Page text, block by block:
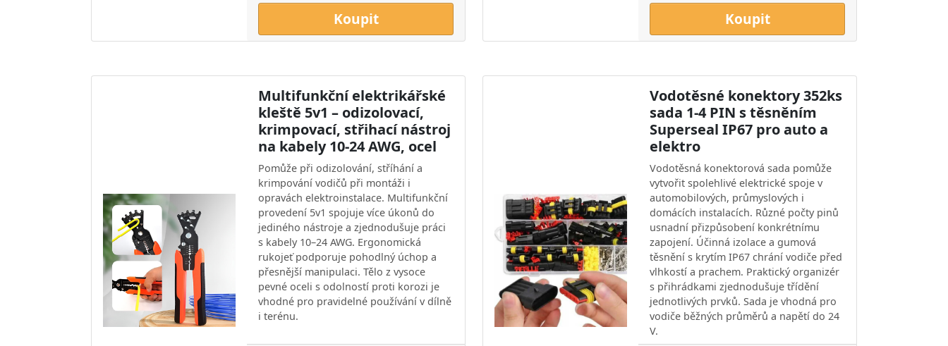
Koupit Koupit
Multifunkční elektrikářské
kleště 5v1 – odizolovací,
krimpovací, střihací nástroj
na kabely 10-24 AWG, ocel
Pomůže při odizolování, stříhání a
krimpování vodičů při montáži i
opravách elektroinstalace. Multifunkční
provedení 5v1 spojuje více úkonů do
jediného nástroje a zjednodušuje práci
s kabely 10–24 AWG. Ergonomická
rukojeť podporuje pohodlný úchop a
přesnější manipulaci. Tělo z vysoce
pevné oceli s odolností proti korozi je
vhodné pro pravidelné používání v dílně
i terénu.
Vodotěsné konektory 352ks
sada 1-4 PIN s těsněním
Superseal IP67 pro auto a
elektro
Vodotěsná konektorová sada pomůže
vytvořit spolehlivé elektrické spoje v
automobilových, průmyslových i
domácích instalacích. Různé počty pinů
usnadní přizpůsobení konkrétnímu
zapojení. Účinná izolace a gumová
těsnění s krytím IP67 chrání vodiče před
vlhkostí a prachem. Praktický organizér
s přihrádkami zjednodušuje třídění
jednotlivých prvků. Sada je vhodná pro
vodiče běžných průměrů a napětí do 24
V.